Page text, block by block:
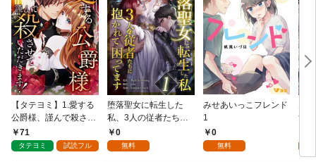
【タテヨミ】1.愛する
公爵様、謹んで殺させ
ていただきます！
71
タテヨミ 試読フル
堕落聖女に転生した
私、3人の従者たちに
抱かれて困ってます 第
1話
0
無料
みせあいっこフレンド
1
0
無料
す
ま